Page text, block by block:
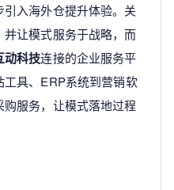
入海外仓提升体验。关
让模式服务于战略，而
动科技连接的企业服务平
具、ERP系统到营销软
服务，让模式落地过程